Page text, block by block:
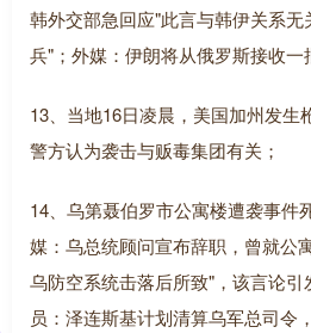
韩外交部急回应"此言与韩伊关系
兵"；外媒：伊朗将从俄罗斯接收一
13、当地16日凌晨，美国加州发生
警方认为袭击与贩毒集团有关；
14、乌第聂伯罗市公寓楼遭袭事件
媒：乌总统顾问宣布辞职，曾就公
乌防空系统击落后所致"，该言论引
员：泽连斯基计划清算乌军总司令